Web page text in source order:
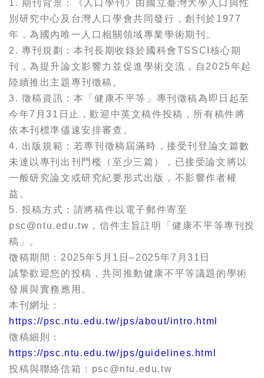
1. 期刊背景：《人口學刊》由國立臺灣大學人口與性
別研究中心及台灣人口學會共同發行，創刊於1977
年，為國內唯一人口相關領域專業學術期刊。
2. 專刊規劃：本刊長期收錄於國科會TSSCI核心期
刊，為提升論文影響力並促進學術交流，自2025年起
陸續推出主題專刊徵稿。
3. 徵稿資訊：本「健康不平等」專刊徵稿為即日起至
今年7月31日止，歡迎中英文稿件投稿，所有稿件將
依本刊標準儘速安排審查。
4. 出版規範：若專刊徵稿屆滿時，接受刊登論文篇數
未達以專刊出刊門檻（至少三篇），已接受論文將以
一般研究論文或研究紀要形式出版，不影響作者權
益。
5. 投稿方式：請將稿件以電子郵件寄至
psc@ntu.edu.tw，信件主旨註明「健康不平等專刊投
稿」。
徵稿期間：2025年5月1日–2025年7月31日
誠摯歡迎您的投稿，共同推動健康不平等議題的學術
發展與實務應用。
本刊網址：
https://psc.ntu.edu.tw/jps/about/intro.html
徵稿細則：
https://psc.ntu.edu.tw/jps/guidelines.html
投稿與聯絡信箱：psc@ntu.edu.tw